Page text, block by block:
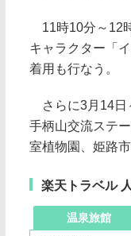
11時10分～12
キャラクター「
着用も行なう。
さらに3月14日
手柄山交流ステ
室植物園、姫路
楽天トラベル
温泉旅館